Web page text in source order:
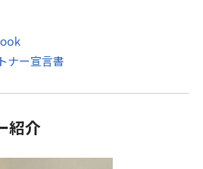
ナー宣言書
紹介